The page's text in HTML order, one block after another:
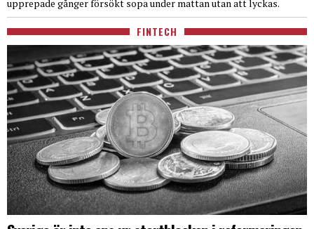
upprepade gånger försökt sopa under mattan utan att lyckas.
FINTECH